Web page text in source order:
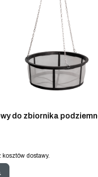
do zbiornika
dostawy.